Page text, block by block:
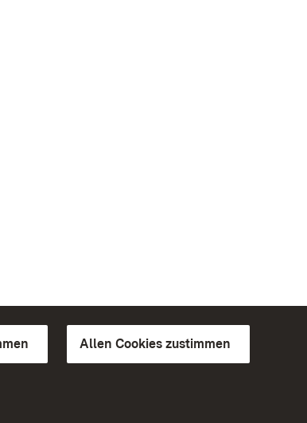
Allen Cookies zustimmen